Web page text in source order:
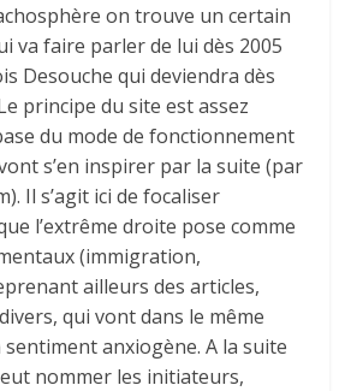
on trouve un certain
va faire parler de lui dès 2005
Desouche qui deviendra dès
principe du site est assez
du mode de fonctionnement
s’en inspirer par la suite (par
Il s’agit ici de focaliser
l’extrême droite pose comme
(immigration,
ailleurs des articles,
qui vont dans le même
anxiogène. A la suite
nommer les initiateurs,